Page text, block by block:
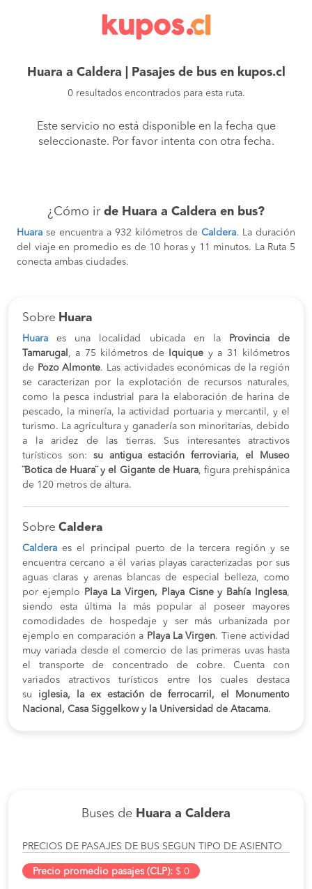
Huara a Caldera | Pasajes de bus en kupos.cl
0 resultados encontrados para esta ruta.
Este servicio no está disponible en la fecha que
seleccionaste. Por favor intenta con otra fecha.
¿Cómo ir de Huara a Caldera en bus?
Huara se encuentra a 932 kilómetros de Caldera. La duración
del viaje en promedio es de 10 horas y 11 minutos. La Ruta 5
conecta ambas ciudades.
Sobre Huara
Huara es una localidad ubicada en la
Provincia de
Tamarugal , a 75 kilómetros de Iquique y a 31 kilómetros
de Pozo Almonte. Las actividades económicas de la región
se caracterizan por la explotación de recursos naturales,
como la pesca industrial para la elaboración de harina de
pescado, la minería, la actividad portuaria y mercantil, y el
turismo. La agricultura y ganadería son minoritarias, debido
a la aridez de las tierras. Sus interesantes atractivos
turísticos son: su antigua estación ferroviaria, el Museo
¨Botica de Huara¨ y el Gigante de Huara, figura prehispánica
de 120 metros de altura.
Sobre Caldera
Caldera es el principal puerto de la tercera región y se
encuentra cercano a él varias playas caracterizadas por sus
aguas claras y arenas blancas de especial belleza, como
por ejemplo
Playa La Virgen, Playa Cisne y Bahía Inglesa,
siendo esta última la más popular al poseer mayores
comodidades de hospedaje y ser más urbanizada por
ejemplo en comparación a Playa La Virgen. Tiene actividad
muy variada desde el comercio de las primeras uvas hasta
el transporte de concentrado de cobre. Cuenta con
variados atractivos turísticos entre los cuales destaca
su iglesia, la ex estación de ferrocarril, el Monumento
Nacional, Casa Siggelkow y la Universidad de Atacama.
Buses de Huara a Caldera
PRECIOS DE PASAJES DE BUS SEGUN TIPO DE ASIENTO
Precio promedio pasajes (CLP): $ 0